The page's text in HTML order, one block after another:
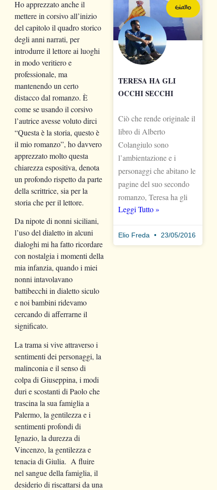
Ho apprezzato anche il
mettere in corsivo all’inizio
del capitolo il quadro storico
degli anni narrati, per
introdurre il lettore ai luoghi
in modo veritiero e
professionale, ma
mantenendo un certo
distacco dal romanzo. È
come se usando il corsivo
l’autrice avesse voluto dirci
“Questa è la storia, questo è
il mio romanzo”, ho davvero
apprezzato molto questa
chiarezza espositiva, denota
un profondo rispetto da parte
della scrittrice, sia per la
storia che per il lettore.
Da nipote di nonni siciliani,
l’uso del dialetto in alcuni
dialoghi mi ha fatto ricordare
con nostalgia i momenti della
mia infanzia, quando i miei
nonni intavolavano
battibecchi in dialetto siculo
e noi bambini ridevamo
cercando di afferrarne il
significato.
La trama si vive attraverso i
sentimenti dei personaggi, la
malinconia e il senso di
colpa di Giuseppina, i modi
duri e scostanti di Paolo che
trascina la sua famiglia a
Palermo, la gentilezza e i
sentimenti profondi di
Ignazio, la durezza di
Vincenzo, la gentilezza e
tenacia di Giulia. A fluire
nel sangue della famiglia, il
desiderio di riscattarsi da una
Giallo
TERESA HA GLI
OCCHI SECCHI
Ciò che rende originale il
libro di Alberto
Colangiulo sono
l’ambientazione e i
personaggi che abitano le
pagine del suo secondo
romanzo, Teresa ha gli
Leggi Tutto »
Elio Freda 23/05/2016